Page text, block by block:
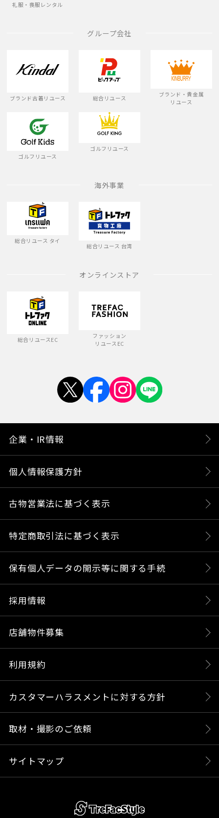
礼服・喪服レンタル
グループ会社
ブランド古着リユース 総合リユース
ブランド・貴金属
リユース
ゴルフリユース
ゴルフリユース
海外事業
総合リユース タイ
総合リユース 台湾
オンラインストア
総合リユースEC
ファッション
リユースEC
企業・IR情報
個人情報保護方針
古物営業法に基づく表示
特定商取引法に基づく表示
保有個人データの開示等に関する手続
採用情報
店舗物件募集
利用規約
カスタマーハラスメントに対する方針
取材・撮影のご依頼
サイトマップ